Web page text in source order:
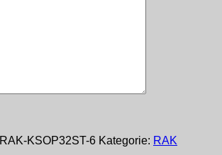
RAK-KSOP32ST-6 Kategorie: RAK